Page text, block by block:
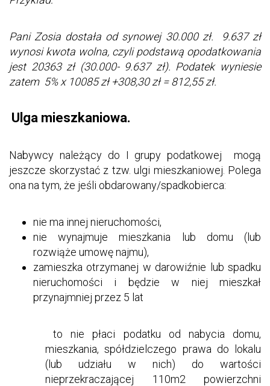
Pani Zosia dostała od synowej 30.000 zł. 9.637 zł
wynosi kwota wolna, czyli podstawą opodatkowania
jest 20363 zł (30.000- 9.637 zł). Podatek wyniesie
zatem 5% x 10085 zł +308,30 zł = 812,55 zł.
Ulga mieszkaniowa.
Nabywcy należący do I grupy podatkowej mogą
jeszcze skorzystać z tzw. ulgi mieszkaniowej. Polega
ona na tym, że jeśli obdarowany/spadkobierca:
nie ma innej nieruchomości,
nie wynajmuje mieszkania lub domu (lub
rozwiąże umowę najmu),
zamieszka otrzymanej w darowiźnie lub spadku
nieruchomości i będzie w niej mieszkał
przynajmniej przez 5 lat
to nie płaci podatku od nabycia domu,
mieszkania, spółdzielczego prawa do lokalu
(lub udziału w nich) do wartości
nieprzekraczającej 110m2 powierzchni